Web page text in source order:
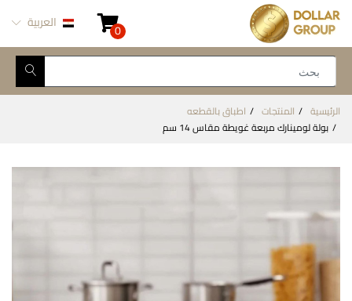
0 العربية
الرئيسية المنتجات
اطباق بالقطعه
بولة لومينارك مربعة غويطة مقاس 14 سم